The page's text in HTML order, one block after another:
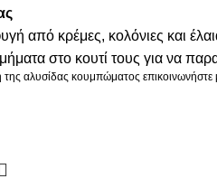
από κρέμες, κολόνιες και
στο κουτί τους για να
της αλυσίδας κουμπώματος επικοινωνήστε